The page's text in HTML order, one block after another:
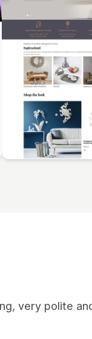
very polite